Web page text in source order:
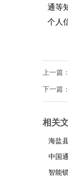
通等
个人
上一篇：
下一篇：
相关
海盐
中国
智能